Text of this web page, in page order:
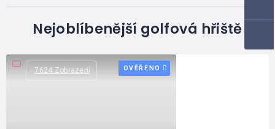
Nejoblíbenější golfová hřiště
7624 Zobrazení OVĚŘENO